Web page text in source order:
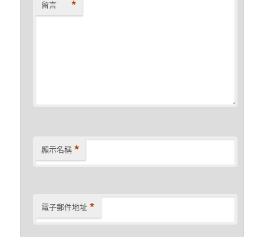
留言 *
顯示名稱 *
電子郵件地址 *